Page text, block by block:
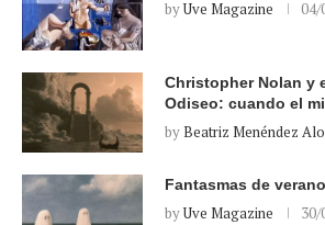
byUve Magazine 04/
Christopher Nolan y
Odiseo: cuando el
byBeatriz Menéndez
Fantasmas de verano
byUve Magazine 30/